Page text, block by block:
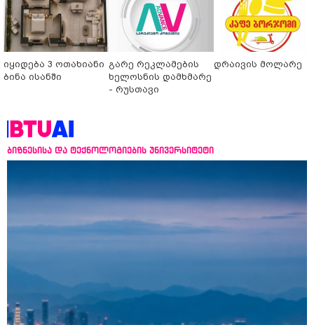
იყიდება 3 ოთახიანი
ბინა ისანში
გარე რეკლამების
ხელოსნის დამხმარე
- რუსთავი
დრაივის მოლარე
ბიზნესისა და ტექნოლოგიების უნივერსიტეტი